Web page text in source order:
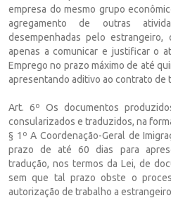
empresa do mesmo grupo
agregamento de outras
desempenhadas pelo estrangeiro,
apenas a comunicar e justificar o
Emprego no prazo máximo de até
apresentando aditivo ao contrato de
Art. 6º Os documentos
consularizados e traduzidos, na
§ 1º A Coordenação-Geral de
prazo de até 60 dias para
tradução, nos termos da Lei, de
sem que tal prazo obste o
autorização de trabalho a